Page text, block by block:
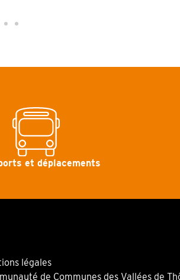
et déplacements
légales
de Communes des Vallées de